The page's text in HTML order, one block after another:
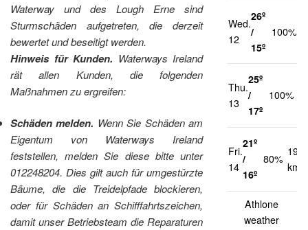
Waterway und des Lough Erne sind
Sturmschäden aufgetreten, die derzeit
bewertet und beseitigt werden.
Hinweis für Kunden. Waterways Ireland
rät allen Kunden, die folgenden
Maßnahmen zu ergreifen:
Schäden melden. Wenn Sie Schäden am
Eigentum von Waterways Ireland
feststellen, melden Sie diese bitte unter
012248204. Dies gilt auch für umgestürzte
Bäume, die die Treidelpfade blockieren,
oder für Schäden an Schifffahrtszeichen,
damit unser Betriebsteam die Reparaturen
Wed.
12
26º
/
15º
100%
Thu.
13
25º
/
17º
100%
Fri.
14
21º
/
16º
80%
19
km/h
Athlone
weather